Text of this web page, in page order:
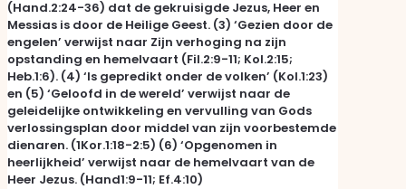
(Hand.2:24-36) dat de gekruisigde Jezus, Heer en
Messias is door de Heilige Geest. (3) ‘Gezien door de
engelen’ verwijst naar Zijn verhoging na zijn
opstanding en hemelvaart (Fil.2:9-11; Kol.2:15;
Heb.1:6). (4) ‘Is gepredikt onder de volken’ (Kol.1:23)
en (5) ‘Geloofd in de wereld’ verwijst naar de
geleidelijke ontwikkeling en vervulling van Gods
verlossingsplan door middel van zijn voorbestemde
dienaren. (1Kor.1:18-2:5) (6) ‘Opgenomen in
heerlijkheid’ verwijst naar de hemelvaart van de
Heer Jezus. (Hand1:9-11; Ef.4:10)